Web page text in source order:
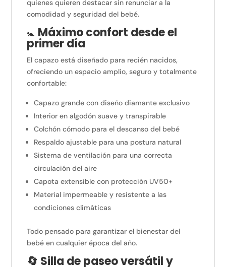
quienes quieren destacar sin renunciar a la
comodidad y seguridad del bebé.
🚼 Máximo confort desde el
primer día
El capazo está diseñado para recién nacidos,
ofreciendo un espacio amplio, seguro y totalmente
confortable:
Capazo grande con diseño diamante exclusivo
Interior en algodón suave y transpirable
Colchón cómodo para el descanso del bebé
Respaldo ajustable para una postura natural
Sistema de ventilación para una correcta
circulación del aire
Capota extensible con protección UV50+
Material impermeable y resistente a las
condiciones climáticas
Todo pensado para garantizar el bienestar del
bebé en cualquier época del año.
🔄 Silla de paseo versátil y